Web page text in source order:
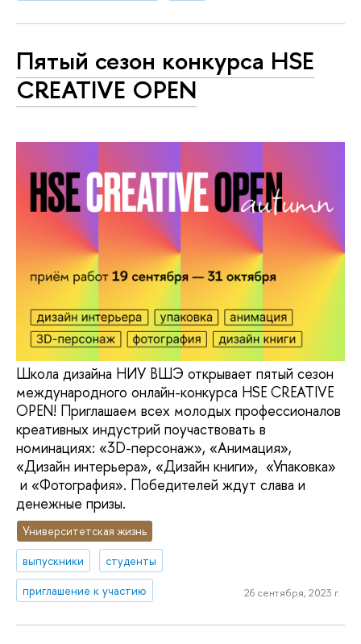
Пятый сезон конкурса HSE
CREATIVE OPEN
Школа дизайна НИУ ВШЭ открывает пятый сезон
международного онлайн-конкурса HSE CREATIVE
OPEN! Приглашаем всех молодых профессионалов
креативных индустрий поучаствовать в
номинациях: «3D-персонаж», «Анимация»,
«Дизайн интерьера», «Дизайн книги», «Упаковка»
и «Фотография». Победителей ждут слава и
денежные призы.
Университетская жизнь
выпускники
студенты
приглашение к участию
26 сентября, 2023 г.